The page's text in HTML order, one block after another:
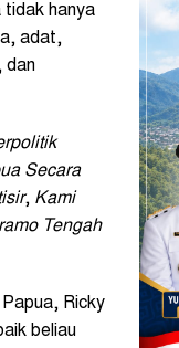
tidak hanya
adat,
dan
Secara
, Kami
Tengah
Ricky
beliau